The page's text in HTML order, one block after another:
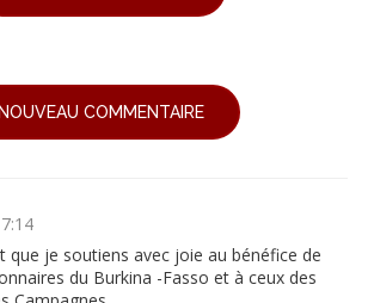
NOUVEAU COMMENTAIRE
que je soutiens avec joie au bénéfice de
du Burkina -Fasso et à ceux des